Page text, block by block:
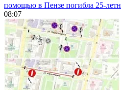
помощью в Пензе погибла 25-
08:07